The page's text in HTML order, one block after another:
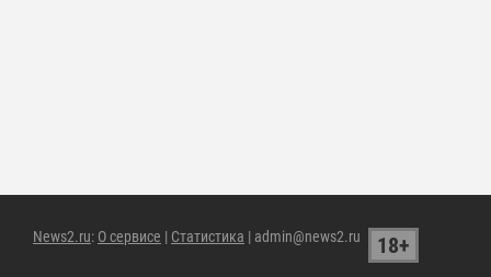
News2.ru: О сервисе | Статистика | admin@news2.ru 18+